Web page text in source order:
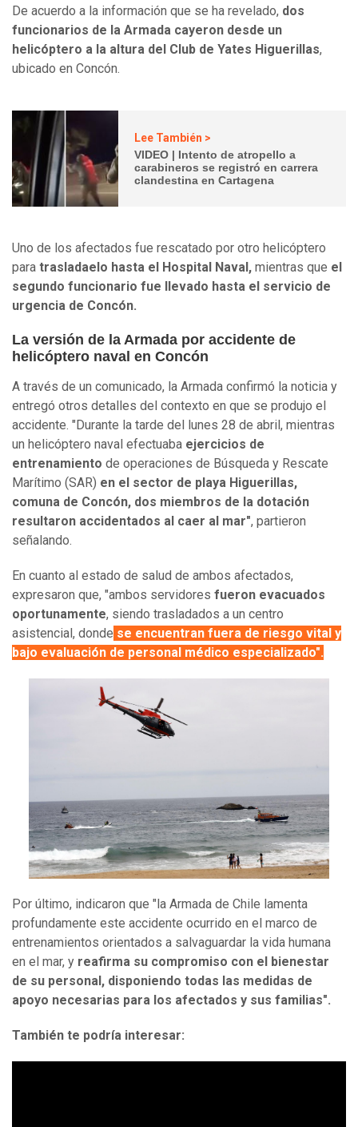
De acuerdo a la información que se ha revelado, dos
funcionarios de la Armada cayeron desde un
helicóptero a la altura del Club de Yates Higuerillas,
ubicado en Concón.
Lee También >
VIDEO | Intento de atropello a
carabineros se registró en carrera
clandestina en Cartagena
Uno de los afectados fue rescatado por otro helicóptero
para trasladaelo hasta el Hospital Naval, mientras que el
segundo funcionario fue llevado hasta el servicio de
urgencia de Concón.
La versión de la Armada por accidente de
helicóptero naval en Concón
A través de un comunicado, la Armada confirmó la noticia y
entregó otros detalles del contexto en que se produjo el
accidente. "Durante la tarde del lunes 28 de abril, mientras
un helicóptero naval efectuaba ejercicios de
entrenamiento de operaciones de Búsqueda y Rescate
Marítimo (SAR) en el sector de playa Higuerillas,
comuna de Concón, dos miembros de la dotación
resultaron accidentados al caer al mar", partieron
señalando.
En cuanto al estado de salud de ambos afectados,
expresaron que, "ambos servidores fueron evacuados
oportunamente, siendo trasladados a un centro
asistencial, donde se encuentran fuera de riesgo vital y
bajo evaluación de personal médico especializado".
Por último, indicaron que "la Armada de Chile lamenta
profundamente este accidente ocurrido en el marco de
entrenamientos orientados a salvaguardar la vida humana
en el mar, y reafirma su compromiso con el bienestar
de su personal, disponiendo todas las medidas de
apoyo necesarias para los afectados y sus familias".
También te podría interesar: